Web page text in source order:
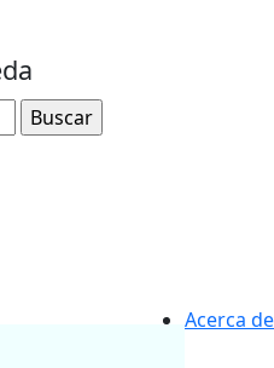
Acerca de